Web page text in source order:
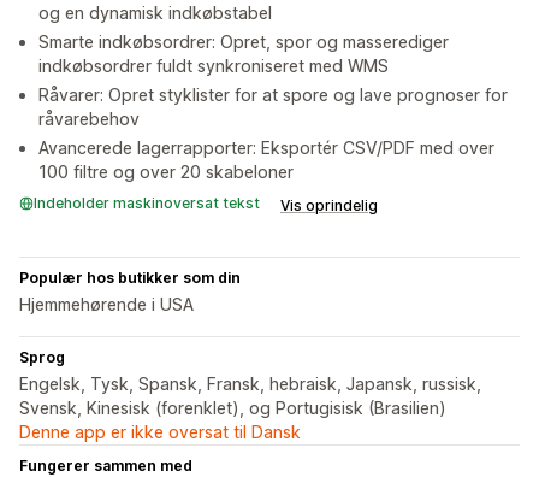
og en dynamisk indkøbstabel
Smarte indkøbsordrer: Opret, spor og masserediger
indkøbsordrer fuldt synkroniseret med WMS
Råvarer: Opret styklister for at spore og lave prognoser for
råvarebehov
Avancerede lagerrapporter: Eksportér CSV/PDF med over
100 filtre og over 20 skabeloner
Indeholder maskinoversat tekst Vis oprindelig
Populær hos butikker som din
Hjemmehørende i USA
Sprog
Engelsk, Tysk, Spansk, Fransk, hebraisk, Japansk, russisk,
Svensk, Kinesisk (forenklet), og Portugisisk (Brasilien)
Denne app er ikke oversat til Dansk
Fungerer sammen med